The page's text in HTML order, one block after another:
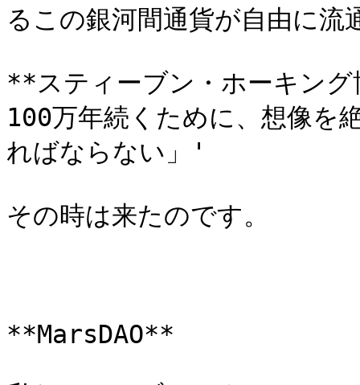
るこの銀河間通貨が自由に
**スティーブン・ホーキン
100万年続くために、想像を
ればならない」'
その時は来たのです。
**MarsDAO**